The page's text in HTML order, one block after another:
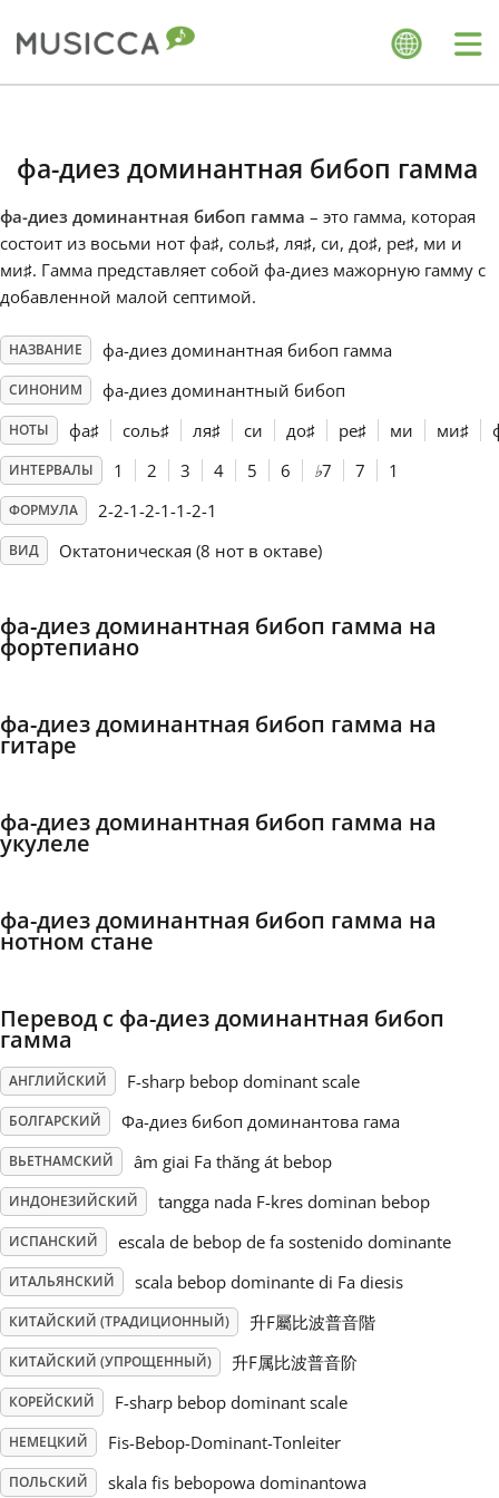
Български
English
Español
日本語
Svenska
Tiếng Việt
Türkçe
Українська
简体中文
繁體中文
фа-диез доминантная бибоп гамма
фа-диез доминантная бибоп гамма – это гамма, которая
состоит из восьми нот фа♯, соль♯, ля♯, си, до♯, ре♯, ми и
ми♯. Гамма представляет собой фа-диез мажорную гамму с
добавленной малой септимой.
НАЗВАНИЕ фа-диез доминантная бибоп гамма
СИНОНИМ фа-диез доминантный бибоп
НОТЫ фа♯ соль♯ ля♯ си до♯ ре♯ ми ми♯
ИНТЕРВАЛЫ 1 2 3 4 5 6 ♭7 7 1
ФОРМУЛА 2-2-1-2-1-1-2-1
ВИД Октатоническая (8 нот в октаве)
фа-диез доминантная бибоп гамма на
фортепиано
фа-диез доминантная бибоп гамма на
гитаре
фа-диез доминантная бибоп гамма на
укулеле
фа-диез доминантная бибоп гамма на
нотном стане
Перевод с фа-диез доминантная бибоп
гамма
АНГЛИЙСКИЙ F-sharp bebop dominant scale
БОЛГАРСКИЙ Фа-диез бибоп доминантова гама
ВЬЕТНАМСКИЙ âm giai Fa thăng át bebop
ИНДОНЕЗИЙСКИЙ tangga nada F-kres dominan bebop
ИСПАНСКИЙ escala de bebop de fa sostenido dominante
ИТАЛЬЯНСКИЙ scala bebop dominante di Fa diesis
КИТАЙСКИЙ (ТРАДИЦИОННЫЙ) 升F屬比波普音階
КИТАЙСКИЙ (УПРОЩЕННЫЙ) 升F属比波普音阶
КОРЕЙСКИЙ F-sharp bebop dominant scale
НЕМЕЦКИЙ Fis-Bebop-Dominant-Tonleiter
ПОЛЬСКИЙ skala fis bebopowa dominantowa